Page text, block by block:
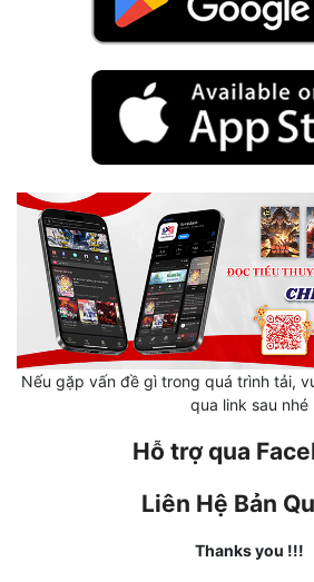
Nữ Phụ
Phong Thủy - Tâm Linh
Phương Tây
Phản Phái
Nếu gặp vấn đề gì trong quá trình tải,
qua link sau nhé
Hỗ trợ qua
Liên Hệ Bản
Thanks you !!!